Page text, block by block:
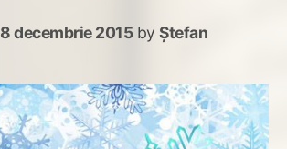
8 decembrie 2015by Ștefan